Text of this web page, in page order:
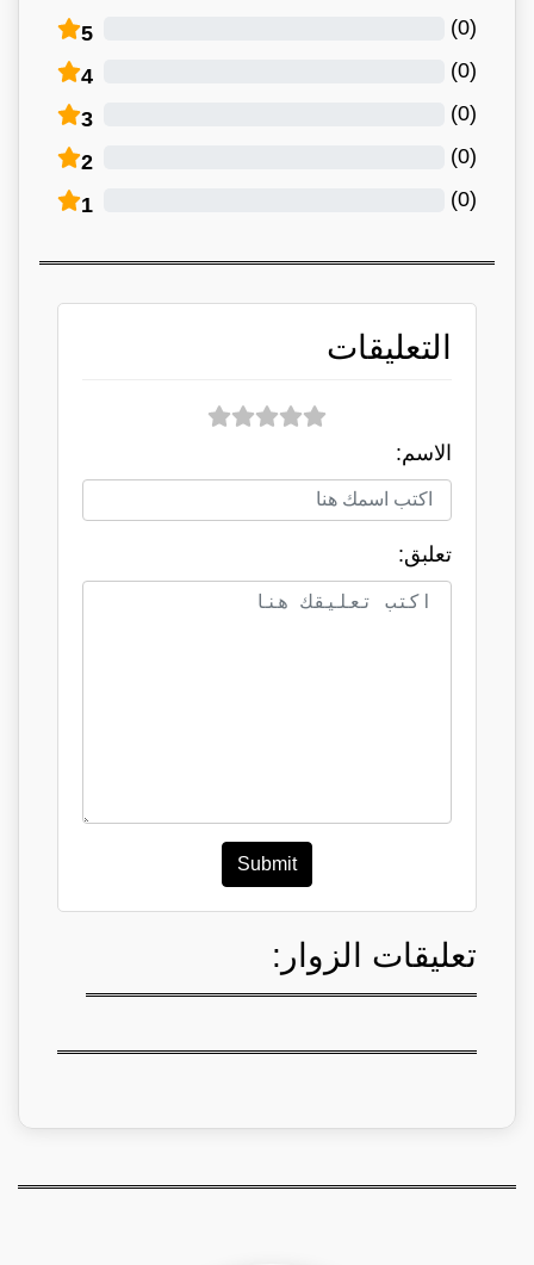
5 (
0
)
4 (
0
)
3 (
0
)
2 (
0
)
1 (
0
)
التعليقات
الاسم:
تعلبق:
Submit
تعليقات الزوار: